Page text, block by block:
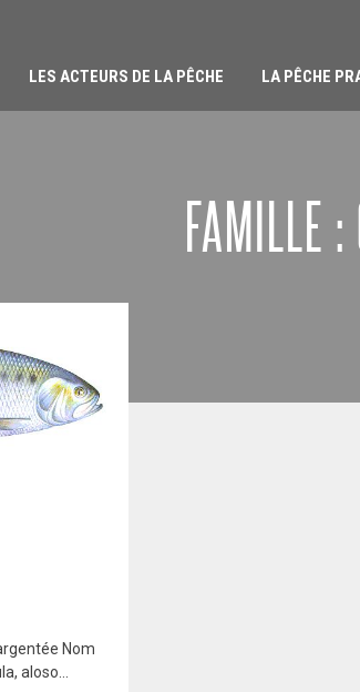
LES ACTEURS DE LA PÊCHE LA PÊCHE
FAMILLE :
Nom
aloso…